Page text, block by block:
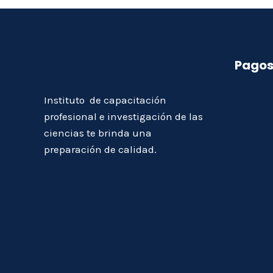
Instituto de capacitación
profesional e investigación de las
ciencias te brinda una
preparación de calidad.